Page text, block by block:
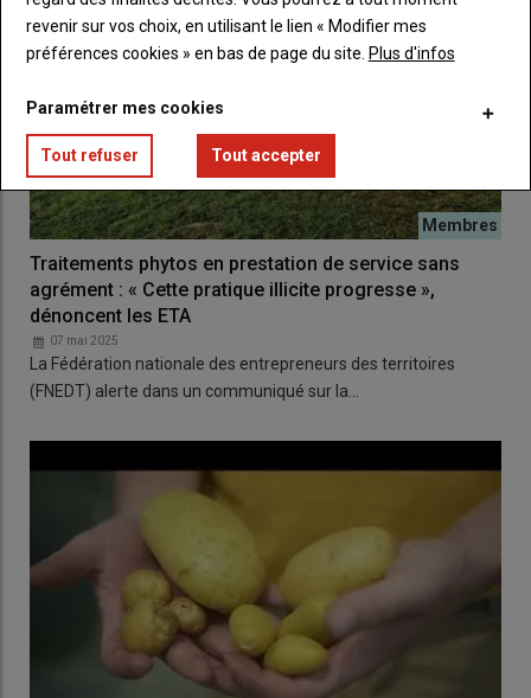
Traitements phytos en prestation de service sans
agrément : « Cette pratique illicite progresse »,
dénoncent les ETA
07 mai 2025
La Fédération nationale des entrepreneurs des territoires
(FNEDT) alerte dans un communiqué sur la…
revenir sur vos choix, en utilisant le lien « Modifier mes
préférences cookies » en bas de page du site. Plus d'infos
Paramétrer mes cookies
Tout refuser Tout accepter